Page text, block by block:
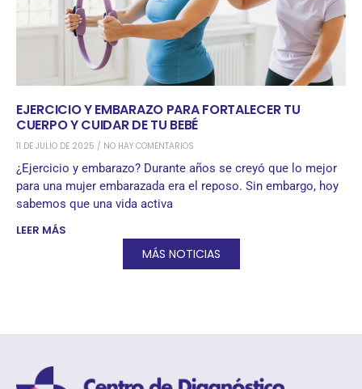
EJERCICIO Y EMBARAZO PARA FORTALECER TU
CUERPO Y CUIDAR DE TU BEBÉ
11 DE JULIO DE 2025 NO HAY COMENTARIOS
¿Ejercicio y embarazo? Durante años se creyó que lo mejor
para una mujer embarazada era el reposo. Sin embargo, hoy
sabemos que una vida activa
LEER MÁS
MÁS NOTICIAS